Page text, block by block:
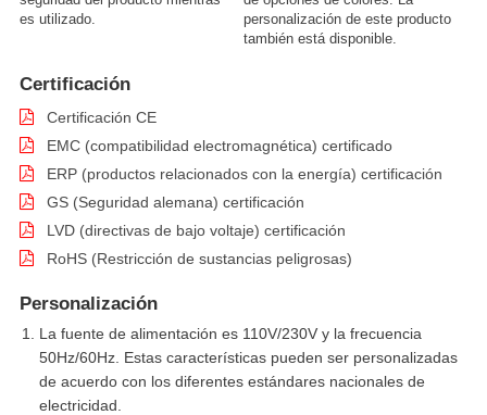
es utilizado.
personalización de este producto
también está disponible.
Certificación
Certificación CE
EMC (compatibilidad electromagnética) certificado
ERP (productos relacionados con la energía) certificación
GS (Seguridad alemana) certificación
LVD (directivas de bajo voltaje) certificación
RoHS (Restricción de sustancias peligrosas)
Personalización
La fuente de alimentación es 110V/230V y la frecuencia
50Hz/60Hz. Estas características pueden ser personalizadas
de acuerdo con los diferentes estándares nacionales de
electricidad.